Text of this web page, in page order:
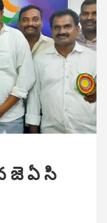
జె ఏ సి